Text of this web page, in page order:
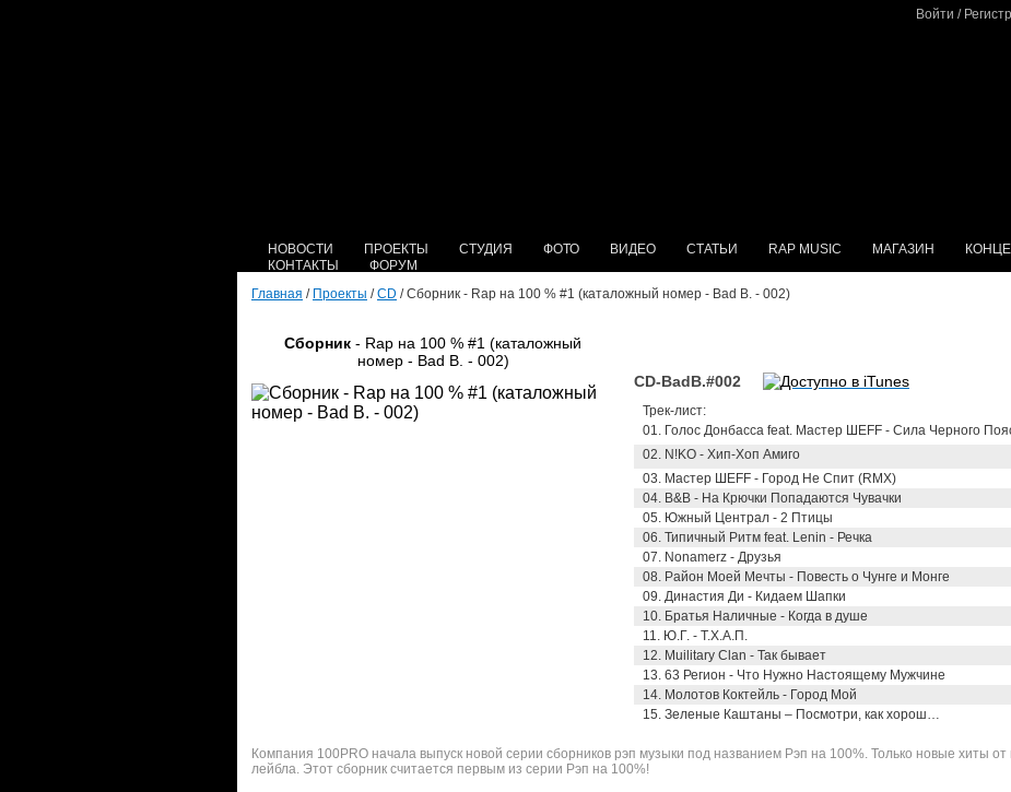
Войти /
НОВОСТИ ПРОЕКТЫ СТУДИЯ ФОТО ВИДЕО СТАТЬИ RAP MUSIC МАГАЗИН
КОНТАКТЫ
ФОРУМ
Главная / Проекты /CD / Сборник - Rap на 100 % #1 (каталожный номер - Bad B. - 002)
Сборник - Rap на 100 % #1 (каталожный
номер - Bad B. - 002)
CD-BadB.#002
Трек-лист:
01. Голос Донбасса feat. Мастер ШЕFF - Сила Черного
02. N!KO - Хип-Хоп Амиго
03. Мастер ШЕFF - Город Не Спит (RMX)
04. B&B - На Крючки Попадаются Чувачки
05. Южный Централ - 2 Птицы
06. Типичный Ритм feat. Lenin - Речка
07. Nonamerz - Друзья
08. Район Моей Мечты - Повесть о Чунге и Монге
09. Династия Ди - Кидаем Шапки
10. Братья Наличные - Когда в душе
11. Ю.Г. - Т.Х.А.П.
12. Muilitary Clan - Так бывает
13. 63 Регион - Что Нужно Настоящему Мужчине
14. Молотов Коктейль - Город Мой
15. Зеленые Каштаны – Посмотри, как хорош…
Компания 100PRO начала выпуск новой серии сборников рэп музыки под названием Рэп на 100%. Только новые хиты от
лейбла. Этот сборник считается первым из серии Рэп на 100%!